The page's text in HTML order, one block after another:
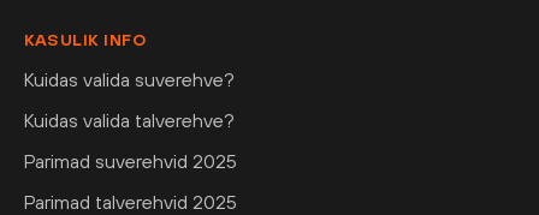
KASULIK INFO
Kuidas valida suverehve?
Kuidas valida talverehve?
Parimad suverehvid 2025
Parimad talverehvid 2025